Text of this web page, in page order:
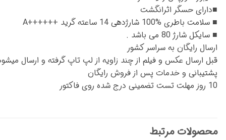
■دارای حسگر اثرانگشت
■ سلامت باطری %100 شارژدهی 14 ساعته گرید ++++++A
■ سایکل شارژ 80 می باشد .
ارسال رایگان به سراسر کشور
قبل ارسال عکس و فیلم از چند زاویه از لپ تاپ گرفته و ارسال
پشتیبانی و خدمات پس از فروش رایگان
10 روز مهلت تست تضمینی درج شده روی فاکتور
محصولات مرتبط